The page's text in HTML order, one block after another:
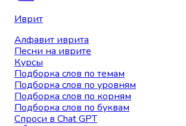
Иврит
Алфавит иврита
Песни на иврите
Курсы
Подборка слов по темам
Подборка слов по уровням
Подборка слов по корням
Подборка слов по буквам
Спроси в Chat GPT